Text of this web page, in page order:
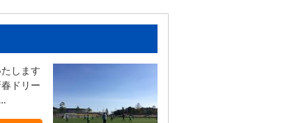
します
ドリー